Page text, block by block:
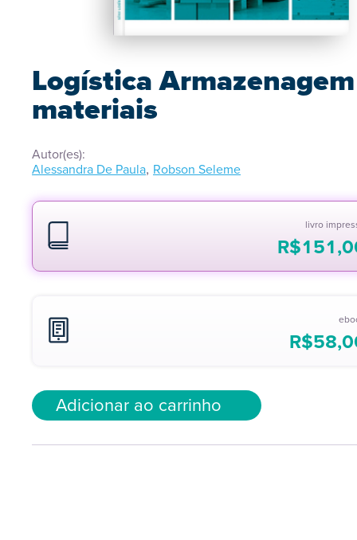
Logística
materiais
Autor(es):
Alessandra De Paula, Robson Seleme
livro
R$
R$
Adicionar ao carrinho